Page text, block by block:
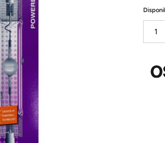
HCI
RX7S